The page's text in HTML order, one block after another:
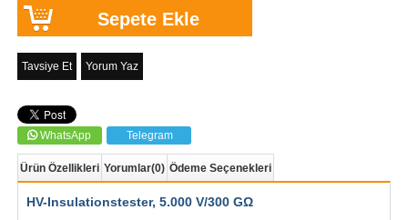
Tavsiye Et Yorum Yaz
WhatsApp Telegram
Ürün Özellikleri Yorumlar(0) Ödeme Seçenekleri
HV-Insulationstester, 5.000 V/300 GΩ